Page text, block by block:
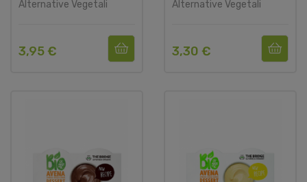
Alternative Vegetali
3,95 €
Alternative Vegetali
3,30 €